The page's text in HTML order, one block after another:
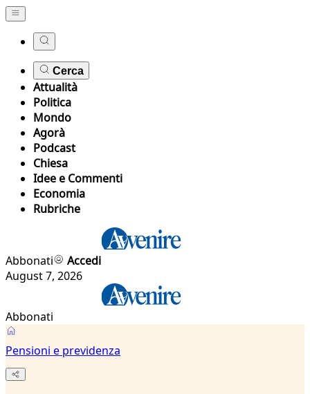
Cerca
Attualità
Politica
Mondo
Agorà
Podcast
Chiesa
Idee e Commenti
Economia
Rubriche
Abbonati
Accedi
August 7, 2026
Abbonati
Pensioni e previdenza